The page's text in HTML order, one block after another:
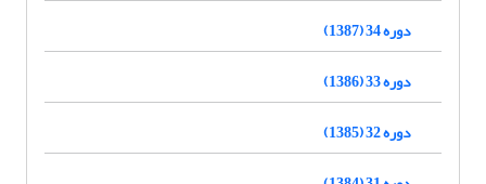
دوره 34 (1387)
دوره 33 (1386)
دوره 32 (1385)